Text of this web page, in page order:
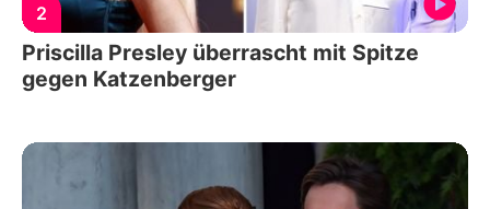
2
Priscilla Presley überrascht mit Spitze
gegen Katzenberger